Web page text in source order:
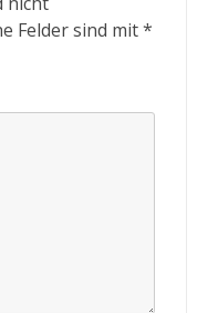
Felder sind mit*